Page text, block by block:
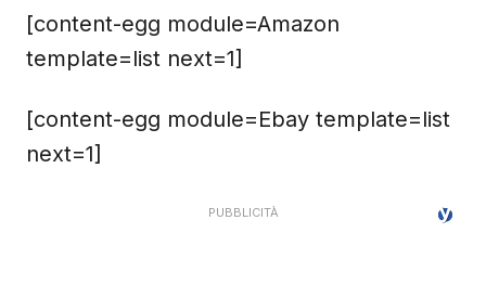
[content-egg module=Amazon
template=list next=1]
[content-egg module=Ebay template=list
next=1]